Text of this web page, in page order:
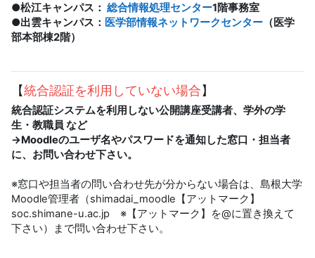
●松江キャンパス： 総合情報処理センター1階事務室
●出雲キャンパス： 医学部情報ネットワークセンター （医学
部本部棟2階）
【統合認証を利用していない場合】
統合認証システムを利用しない公開講座受講者、学外の学
生・教職員 など
→Moodleのユーザ名やパスワードを通知した窓口・担当者
に、お問い合わせ下さい。
※窓口や担当者の問い合わせ先が分からない場合は、島根大学
Moodle管理者（shimadai_moodle【アットマーク】
soc.shimane-u.ac.jp ※【アットマーク】を@に置き換えて
下さい）まで問い合わせ下さい。